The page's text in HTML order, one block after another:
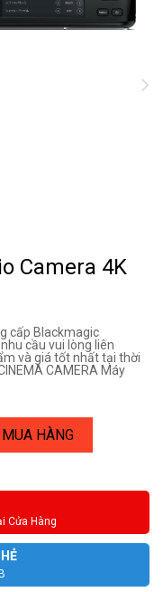
Camera 4K
cấp Blackmagic
cầu vui lòng liên
và giá tốt nhất tại thời
CAMERA Máy
MUA HÀNG
Cửa Hàng